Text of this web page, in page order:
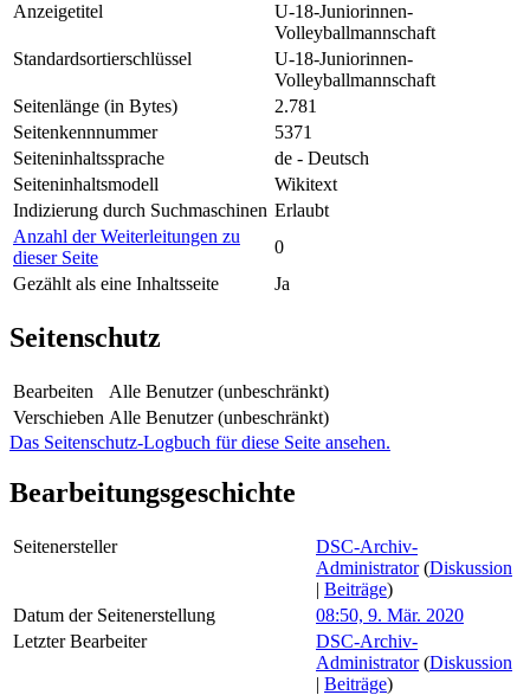
Anzeigetitel
U-18-Juniorinnen-
Volleyballmannschaft
Standardsortierschlüssel
U-18-Juniorinnen-
Volleyballmannschaft
Seitenlänge (in Bytes)
2.781
Seitenkennnummer
5371
Seiteninhaltssprache
de - Deutsch
Seiteninhaltsmodell
Wikitext
Indizierung durch Suchmaschinen Erlaubt
Anzahl der Weiterleitungen zu
dieser Seite
0
Gezählt als eine Inhaltsseite
Ja
Seitenschutz
Bearbeiten
Alle Benutzer (unbeschränkt)
Verschieben Alle Benutzer (unbeschränkt)
Das Seitenschutz-Logbuch für diese Seite ansehen.
Bearbeitungsgeschichte
Seitenersteller
DSC-Archiv-
Administrator (Diskussion
| Beiträge)
Datum der Seitenerstellung
08:50, 9. Mär. 2020
Letzter Bearbeiter
DSC-Archiv-
Administrator (Diskussion
| Beiträge)